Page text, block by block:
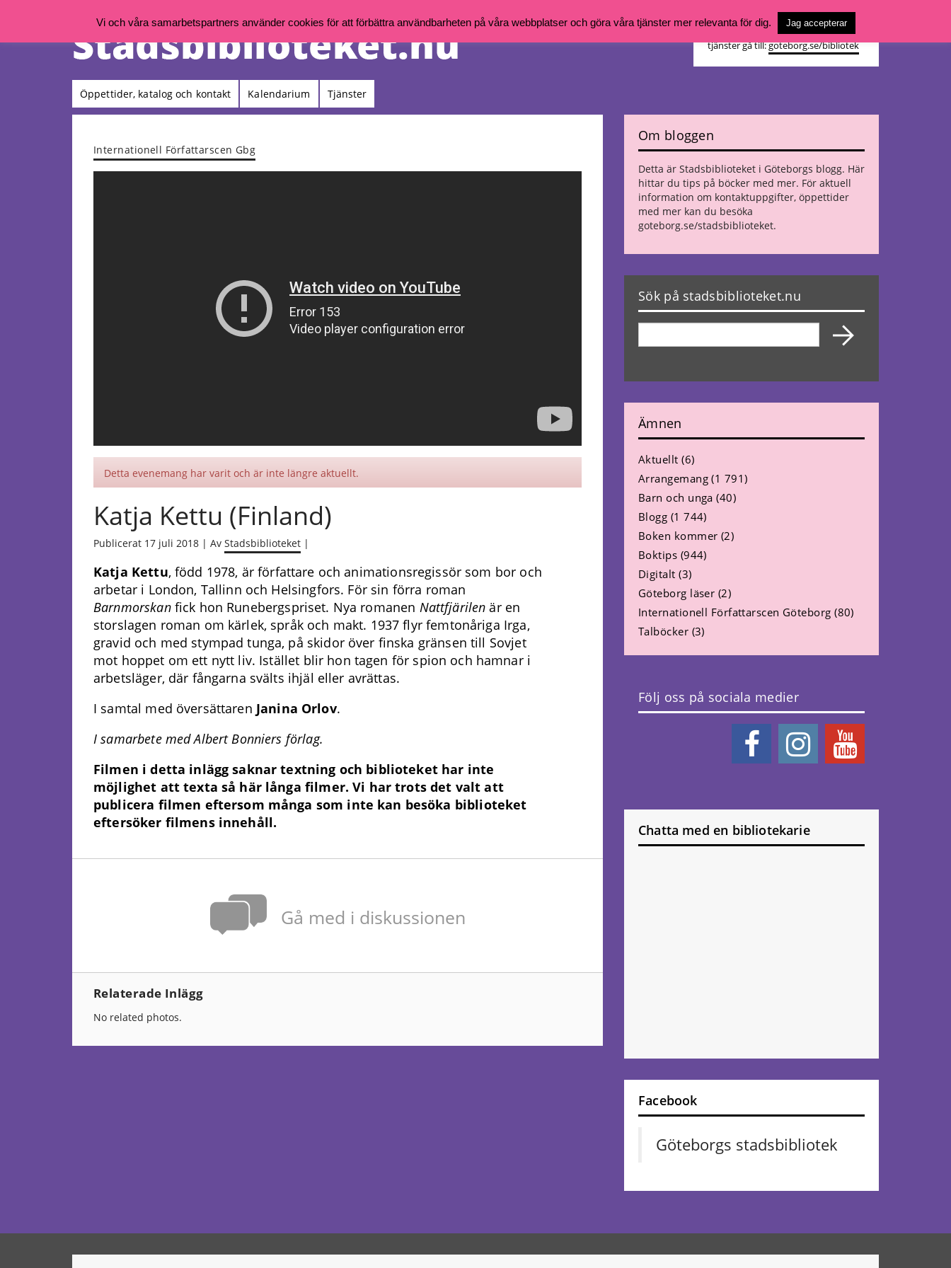
Öppettider, katalog och kontakt Kalendarium Tjänster
Vill du söka böcker, logga in på ditt
bibliotekskonto eller nå övriga
tjänster gå till:goteborg.se/bibliotek
Internationell Författarscen Gbg
Detta evenemang har varit och är inte längre aktuellt.
Katja Kettu (Finland)
Publicerat 17 juli 2018 | Av Stadsbiblioteket |
Katja Kettu, född 1978, är författare och animationsregissör som bor och
arbetar i London, Tallinn och Helsingfors. För sin förra roman
Barnmorskanfick hon Runebergspriset. Nya romanen Nattfjärilenär en
storslagen roman om kärlek, språk och makt. 1937 flyr femtonåriga Irga,
gravid och med stympad tunga, på skidor över finska gränsen till Sovjet
mot hoppet om ett nytt liv. Istället blir hon tagen för spion och hamnar i
arbetsläger, där fångarna svälts ihjäl eller avrättas.
I samtal med översättaren Janina Orlov.
I samarbete med Albert Bonniers förlag.
Filmen i detta inlägg saknar textning och biblioteket har inte
möjlighet att texta så här långa filmer. Vi har trots det valt att
publicera filmen eftersom många som inte kan besöka biblioteket
eftersöker filmens innehåll.
Gå med i diskussionen
Relaterade Inlägg
No related photos.
Om bloggen
Detta är Stadsbiblioteket i Göteborgs blogg. Här
hittar du tips på böcker med mer. För aktuell
information om kontaktuppgifter, öppettider
med mer kan du besöka
goteborg.se/stadsbiblioteket.
Sök på stadsbiblioteket.nu
Ämnen
Aktuellt (6)
Arrangemang(1 791)
Barn och unga (40)
Blogg (1 744)
Boken kommer (2)
Boktips (944)
Digitalt (3)
Göteborg läser (2)
Internationell Författarscen Göteborg (80)
Talböcker (3)
Följ oss på sociala medier
Chatta med en bibliotekarie
Facebook
Göteborgs stadsbibliotek
Vi och våra samarbetspartners använder cookies för att förbättra användbarheten på våra webbplatser och göra våra tjänster mer relevanta för dig. Jag accepterar